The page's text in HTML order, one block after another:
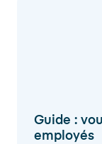
Guide :
employés